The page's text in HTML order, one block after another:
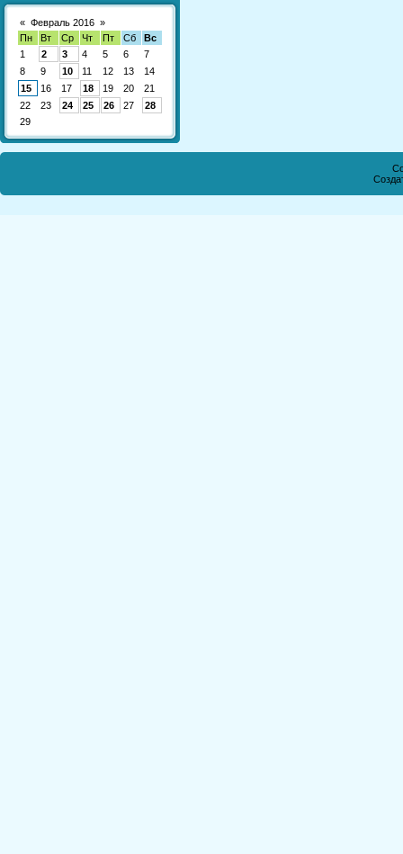
« Февраль 2016 »
Пн
Вт Ср Чт Пт Сб
Вс
1
2 3 4 5 6
7
8
9 10 11 12 13
14
15
16 17 18 19 20
21
22
23 24 25 26 27
28
29